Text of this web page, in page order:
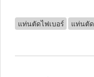
แท่นตัดไฟเบอร์ แท่นตัด